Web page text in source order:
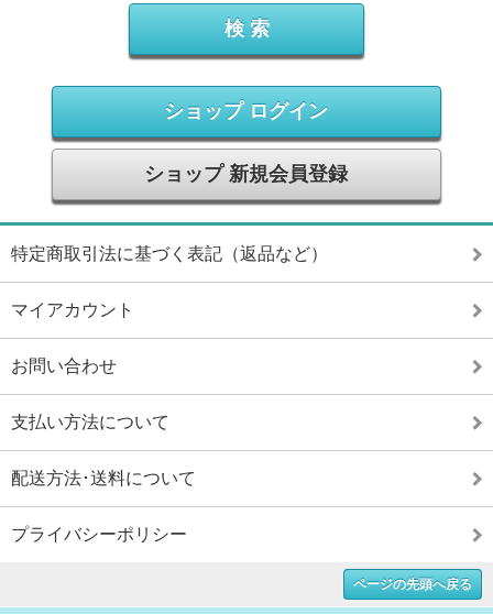
ショップ ログイン
ショップ 新規会員登録
特定商取引法に基づく表記（返品など）
マイアカウント
お問い合わせ
支払い方法について
配送方法･送料について
プライバシーポリシー
ページの先頭へ戻る